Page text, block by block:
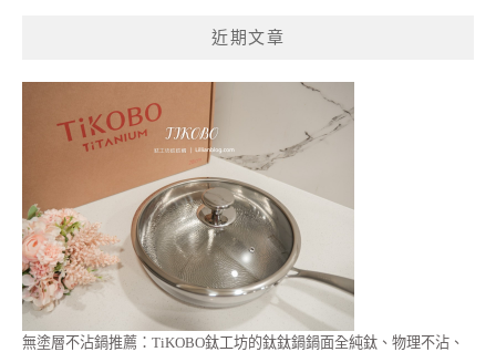
近期文章
無塗層不沾鍋推薦：TiKOBO鈦工坊的鈦鈦鍋鍋面全純鈦、物理不沾、